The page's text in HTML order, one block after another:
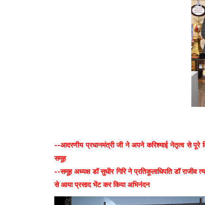
--आदरणीय प्रधानमंत्री जी ने अपने करिश्माई नेतृत्व से पूरे
समूह
--समूह अध्यक्ष डॉ सुधीर गिरि ने प्रतिकूलाधिपति डॉ
से आया प्रसाद भेंट कर किया अभिनंदन